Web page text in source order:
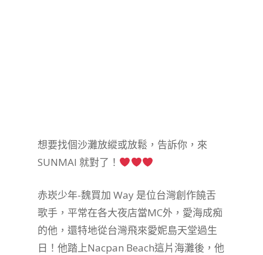
想要找個沙灘放縱或放鬆，告訴你，來
SUNMAI 就對了！
赤崁少年-魏買加 Way 是位台灣創作饒舌
歌手，平常在各大夜店當MC外，愛海成痴
的他，還特地從台灣飛來愛妮島天堂過生
日！他踏上Nacpan Beach這片海灘後，他